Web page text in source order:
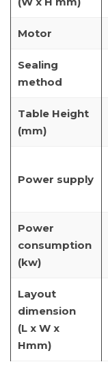
Motor
Sealing
method
Table Height
(mm)
Power supply
Power
consumption
(kw)
Layout
dimension
(L x W x
Hmm)